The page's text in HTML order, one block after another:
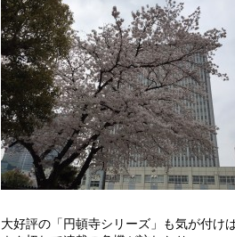
大好評の「円頓寺シリーズ」も気が付け